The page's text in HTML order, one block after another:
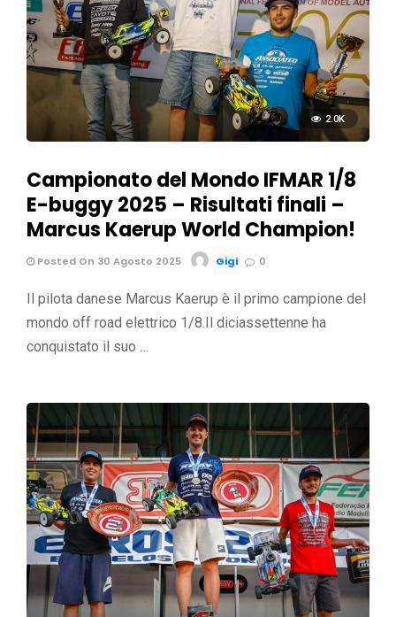
2.0K
Campionato del Mondo IFMAR 1/8
E-buggy 2025 – Risultati finali –
Marcus Kaerup World Champion!
Posted On 30 Agosto 2025 Gigi 0
Il pilota danese Marcus Kaerup è il primo campione del
mondo off road elettrico 1/8.Il diciassettenne ha
conquistato il suo …